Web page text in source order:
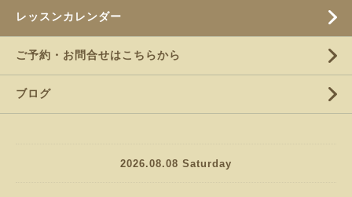
レッスンカレンダー
ご予約・お問合せはこちらから
ブログ
2026.08.08 Saturday